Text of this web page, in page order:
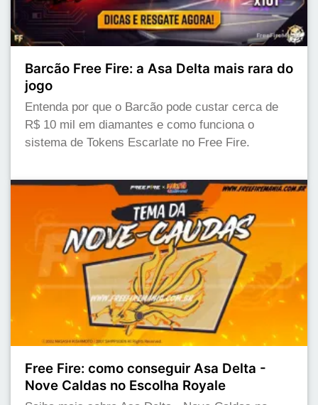
Barcão Free Fire: a Asa Delta mais rara do
jogo
Entenda por que o Barcão pode custar cerca de
R$ 10 mil em diamantes e como funciona o
sistema de Tokens Escarlate no Free Fire.
Free Fire: como conseguir Asa Delta -
Nove Caldas no Escolha Royale